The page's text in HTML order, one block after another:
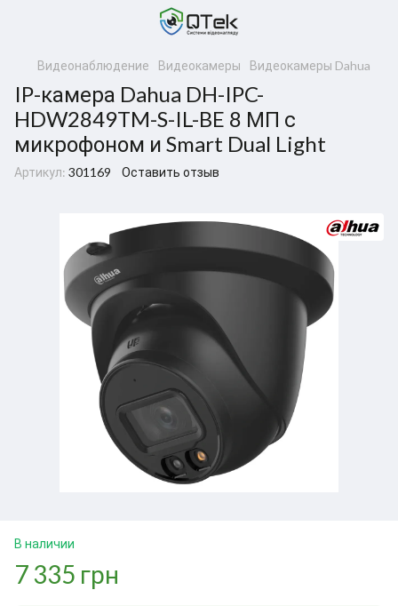
Видеонаблюдение Видеокамеры Видеокамеры Dahua
IP-камера Dahua DH-IPC-
HDW2849TM-S-IL-BE 8 МП с
микрофоном и Smart Dual Light
Артикул: 301169 Оставить отзыв
В наличии
7 335 грн